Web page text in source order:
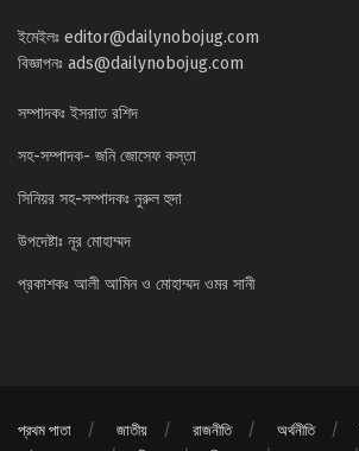
ইমেইলঃ editor@dailynobojug.com
বিজ্ঞাপনঃ ads@dailynobojug.com
সম্পাদকঃ ইসরাত রশিদ
সহ-সম্পাদক- জনি জোসেফ কস্তা
সিনিয়র সহ-সম্পাদকঃ নুরুল হুদা
উপদেষ্টাঃ নূর মোহাম্মদ
প্রকাশকঃ আলী আমিন ও মোহাম্মদ ওমর সানী
প্রথম পাতা জাতীয় রাজনীতি অর্থনীতি